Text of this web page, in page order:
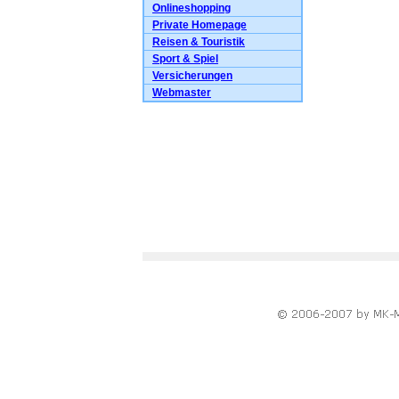
Onlineshopping
Private Homepage
Reisen & Touristik
Sport & Spiel
Versicherungen
Webmaster